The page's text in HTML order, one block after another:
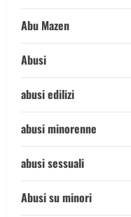
Abu Mazen
Abusi
abusi edilizi
abusi minorenne
abusi sessuali
Abusi su minori